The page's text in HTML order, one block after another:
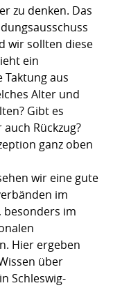
zu denken. Das
wir sollten diese
ein
Taktung aus
Alter und
Gibt es
Rückzug?
ganz oben
wir eine gute
im
besonders im
Hier ergeben
über
Schleswig-